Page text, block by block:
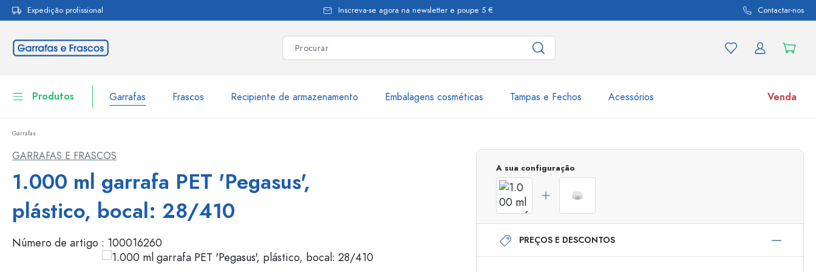
Saltar para a navegação principal
Expedição profissional Inscreva-se agora na newsletter e poupe 5 € Contactar-nos
Produtos Garrafas Frascos Recipiente de armazenamento Embalagens cosméticas Tampas e Fechos Acessórios Venda
Louça de mesa
Embalagens cosméticas
Garrafas por marca
Garrafas com tampa mecânica
Frascos de pulverização
Dispensadores Airless
Frascos com roll-on
Frascos
Garrafas
GARRAFAS E FRASCOS
1.000 ml garrafa PET 'Pegasus',
plástico, bocal: 28/410
Número de artigo : 100016260
A sua configuração
PREÇOS E DESCONTOS